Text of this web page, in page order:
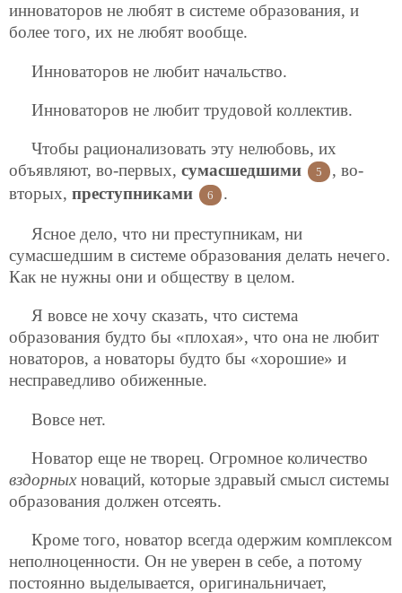
инноваторов не любят в системе образования, и
более того, их не любят вообще.
Инноваторов не любит начальство.
Инноваторов не любит трудовой коллектив.
Чтобы рационализовать эту нелюбовь, их
объявляют, во-первых, сумасшедшими 5
, во-
вторых, преступниками 6 .
Ясное дело, что ни преступникам, ни
сумасшедшим в системе образования делать нечего.
Как не нужны они и обществу в целом.
Я вовсе не хочу сказать, что система
образования будто бы «плохая», что она не любит
новаторов, а новаторы будто бы «хорошие» и
несправедливо обиженные.
Вовсе нет.
Новатор еще не творец. Огромное количество
вздорныхноваций, которые здравый смысл системы
образования должен отсеять.
Кроме того, новатор всегда одержим комплексом
неполноценности. Он не уверен в себе, а потому
постоянно выделывается, оригинальничает,